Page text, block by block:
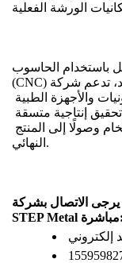
باستخدام الحاسوب
(CNC) ضمن إعداد واحد، تدعم شركة STEP تصنيع قطع غيار
النهائي.
الاتصال بشركة
STEP Metal مباشرة: